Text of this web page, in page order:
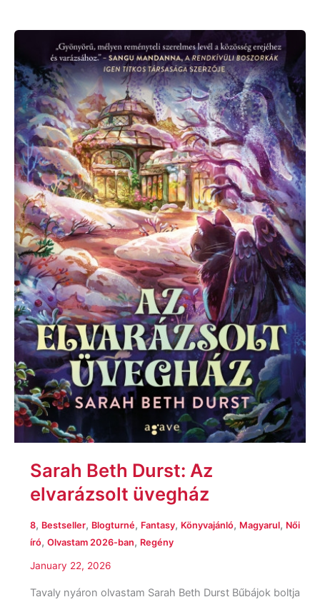
Sarah Beth Durst: Az
elvarázsolt üvegház
8, Bestseller, Blogturné, Fantasy, Könyvajánló, Magyarul, Női
író, Olvastam 2026-ban, Regény
January 22, 2026
Tavaly nyáron olvastam Sarah Beth Durst Bűbájok boltja
Beth
Durst:
Az
elvarázsolt
üvegház